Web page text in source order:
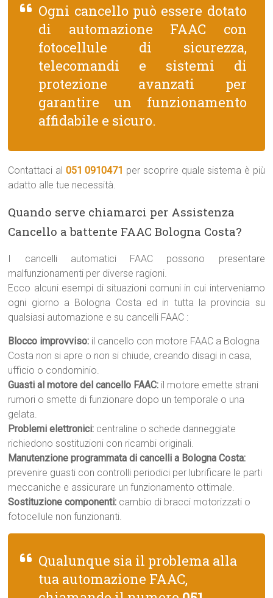
Ogni cancello può essere dotato
di automazione FAAC con
fotocellule di sicurezza,
telecomandi e sistemi di
protezione avanzati per
garantire un funzionamento
affidabile e sicuro.
Contattaci al 051 0910471 per scoprire quale sistema è più
adatto alle tue necessità.
Quando serve chiamarci per Assistenza
Cancello a battente FAAC Bologna Costa?
I cancelli automatici FAAC possono presentare
malfunzionamenti per diverse ragioni.
Ecco alcuni esempi di situazioni comuni in cui interveniamo
ogni giorno a Bologna Costa ed in tutta la provincia su
qualsiasi automazione e su cancelli FAAC :
Blocco improvviso: il cancello con motore FAAC a Bologna
Costa non si apre o non si chiude, creando disagi in casa,
ufficio o condominio.
Guasti al motore del cancello FAAC: il motore emette strani
rumori o smette di funzionare dopo un temporale o una
gelata.
Problemi elettronici: centraline o schede danneggiate
richiedono sostituzioni con ricambi originali.
Manutenzione programmata di cancelli a Bologna Costa:
prevenire guasti con controlli periodici per lubrificare le parti
meccaniche e assicurare un funzionamento ottimale.
Sostituzione componenti: cambio di bracci motorizzati o
fotocellule non funzionanti.
Qualunque sia il problema alla
tua automazione FAAC,